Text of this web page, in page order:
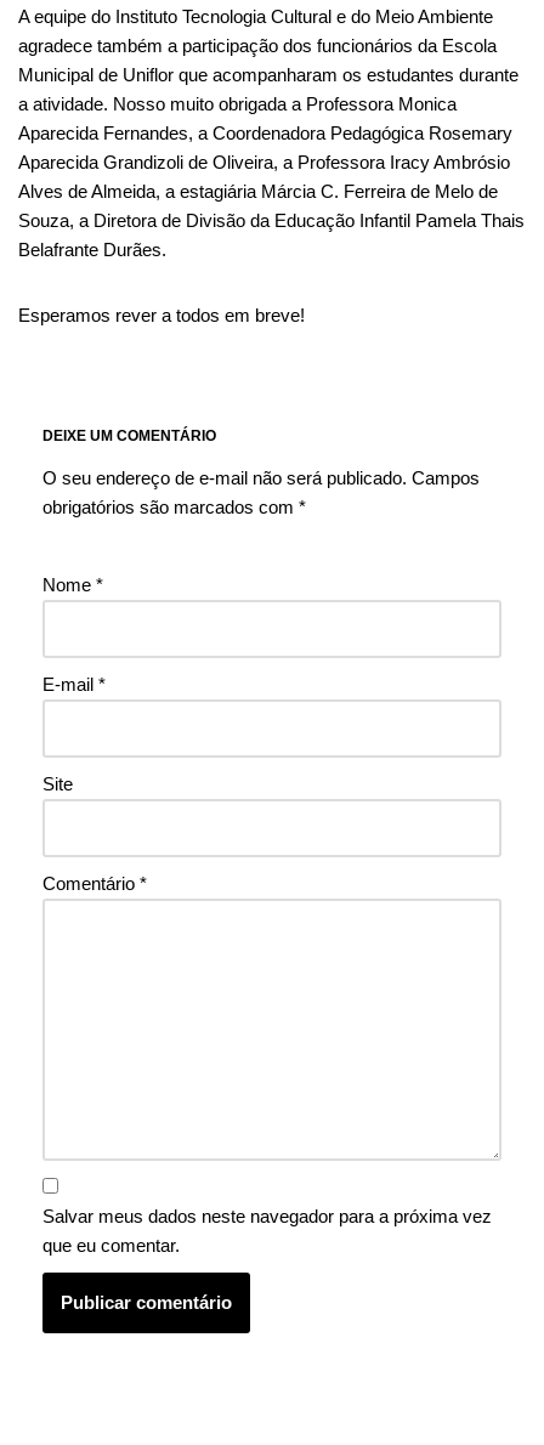
A equipe do Instituto Tecnologia Cultural e do Meio Ambiente
agradece também a participação dos funcionários da Escola
Municipal de Uniflor que acompanharam os estudantes durante
a atividade. Nosso muito obrigada a Professora Monica
Aparecida Fernandes, a Coordenadora Pedagógica Rosemary
Aparecida Grandizoli de Oliveira, a Professora Iracy Ambrósio
Alves de Almeida, a estagiária Márcia C. Ferreira de Melo de
Souza, a Diretora de Divisão da Educação Infantil Pamela Thais
Belafrante Durães.
Esperamos rever a todos em breve!
DEIXE UM COMENTÁRIO
O seu endereço de e-mail não será publicado. Campos
obrigatórios são marcados com *
Nome *
E-mail *
Site
Comentário *
Salvar meus dados neste navegador para a próxima vez
que eu comentar.